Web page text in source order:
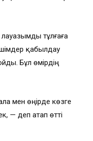
тұлғаға
қабылдау
Бұл өмірдің
мен өңірде көзге
— деп атап өтті